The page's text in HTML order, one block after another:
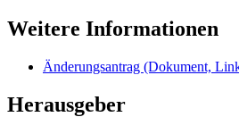
Weitere Informationen
Änderungsantrag (Dokument,
Herausgeber